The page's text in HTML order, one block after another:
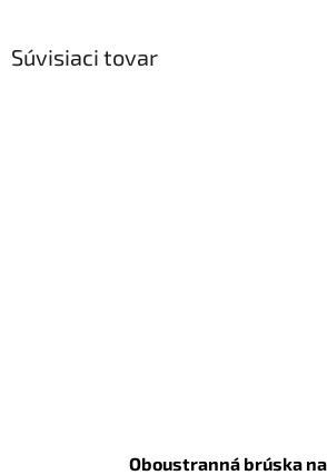
Súvisiaci tovar
Oboustranná brúska